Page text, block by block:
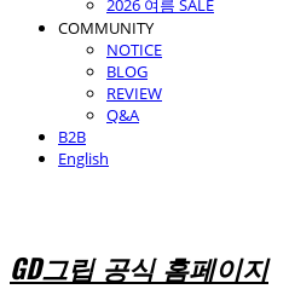
2026 여름 SALE
COMMUNITY
NOTICE
BLOG
REVIEW
Q&A
B2B
English
GD그립 공식 홈페이지